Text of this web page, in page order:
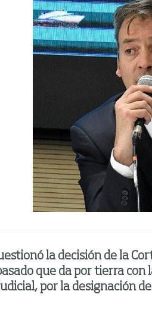
la decisión de la
que da por tierra
por la designación